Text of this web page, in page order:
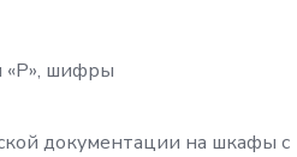
«Р», шифры
документации на шкафы с